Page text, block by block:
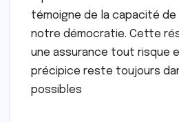
témoigne de la capacité
notre démocratie. Cette
une assurance tout risque
précipice reste toujours
possibles